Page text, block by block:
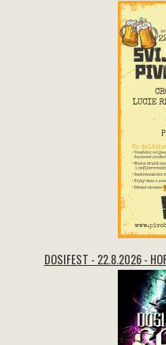
DOSIFEST - 22.8.2026 -